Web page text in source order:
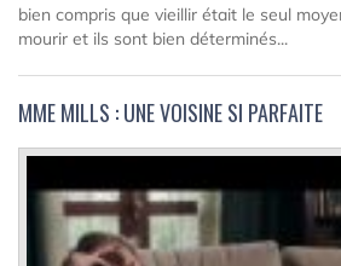
bien compris que vieillir était le seul
mourir et ils sont bien déterminés...
MME MILLS : UNE VOISINE SI PARFAITE